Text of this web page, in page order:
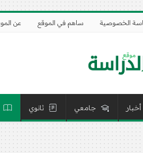
الخصوصية ساهم في الموقع عن
أخبار جامعي ثانوي